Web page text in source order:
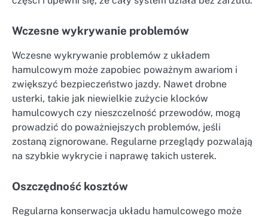
Wczesne wykrywanie problemów
Wczesne wykrywanie problemów z układem
hamulcowym może zapobiec poważnym awariom i
zwiększyć bezpieczeństwo jazdy. Nawet drobne
usterki, takie jak niewielkie zużycie klocków
hamulcowych czy nieszczelność przewodów, mogą
prowadzić do poważniejszych problemów, jeśli
zostaną zignorowane. Regularne przeglądy pozwalają
na szybkie wykrycie i naprawę takich usterek.
Oszczędność kosztów
Regularna konserwacja układu hamulcowego może